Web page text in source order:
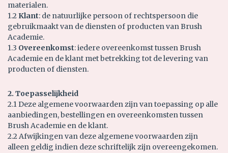
materialen.
1.2 Klant: de natuurlijke persoon of rechtspersoon die
gebruikmaakt van de diensten of producten van Brush
Academie.
1.3 Overeenkomst: iedere overeenkomst tussen Brush
Academie en de klant met betrekking tot de levering van
producten of diensten.
2. Toepasselijkheid
2.1 Deze algemene voorwaarden zijn van toepassing op alle
aanbiedingen, bestellingen en overeenkomsten tussen
Brush Academie en de klant.
2.2 Afwijkingen van deze algemene voorwaarden zijn
alleen geldig indien deze schriftelijk zijn overeengekomen.